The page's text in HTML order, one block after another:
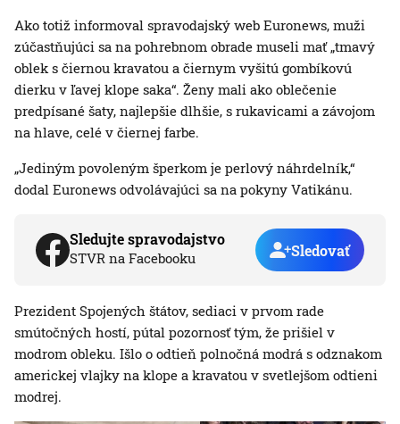
Ako totiž informoval spravodajský web Euronews, muži
zúčastňujúci sa na pohrebnom obrade museli mať „tmavý
oblek s čiernou kravatou a čiernym vyšitú gombíkovú
dierku v ľavej klope saka“. Ženy mali ako oblečenie
predpísané šaty, najlepšie dlhšie, s rukavicami a závojom
na hlave, celé v čiernej farbe.
„Jediným povoleným šperkom je perlový náhrdelník,“
dodal Euronews odvolávajúci sa na pokyny Vatikánu.
Sledujte spravodajstvo
STVR na Facebooku Sledovať
Prezident Spojených štátov, sediaci v prvom rade
smútočných hostí, pútal pozornosť tým, že prišiel v
modrom obleku. Išlo o odtieň polnočná modrá s odznakom
americkej vlajky na klope a kravatou v svetlejšom odtieni
modrej.